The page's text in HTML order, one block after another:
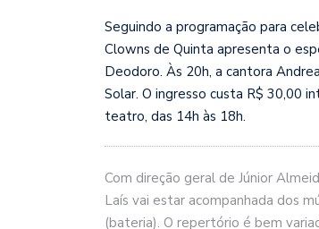
Seguindo a programação para
Clowns de Quinta apresenta o
Deodoro. Às 20h, a cantora
Solar. O ingresso custa R$ 30,00
teatro, das 14h às 18h.
Com direção geral de Júnior
Laís vai estar acompanhada dos
(bateria). O repertório é bem